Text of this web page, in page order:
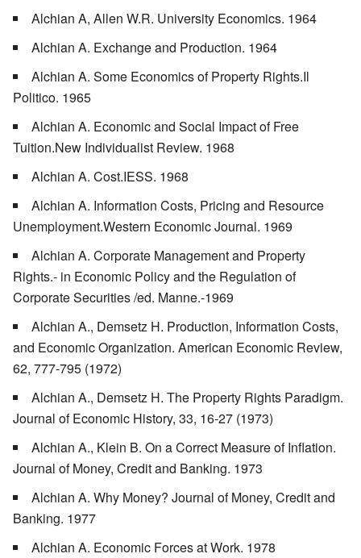
Alchian A, Allen W.R. University Economics. 1964
Alchian A. Exchange and Production. 1964
Alchian A. Some Economics of Property Rights.Il
Politico. 1965
Alchian A. Economic and Social Impact of Free
Tuition.New Individualist Review. 1968
Alchian A. Cost.IESS. 1968
Alchian A. Information Costs, Pricing and Resource
Unemployment.Western Economic Journal. 1969
Alchian A. Corporate Management and Property
Rights.- in Economic Policy and the Regulation of
Corporate Securities /ed. Manne.-1969
Alchian A., Demsetz H. Production, Information Costs,
and Economic Organization. American Economic Review,
62, 777-795 (1972)
Alchian A., Demsetz H. The Property Rights Paradigm.
Journal of Economic History, 33, 16-27 (1973)
Alchian A., Klein B. On a Correct Measure of Inflation.
Journal of Money, Credit and Banking. 1973
Alchian A. Why Money? Journal of Money, Credit and
Banking. 1977
Alchian A. Economic Forces at Work. 1978